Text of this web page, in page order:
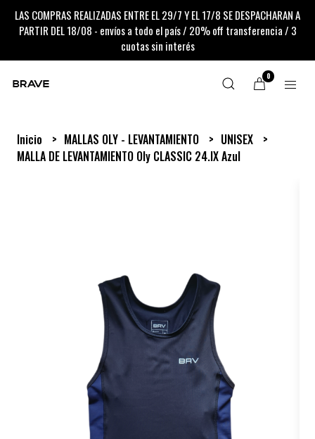
LAS COMPRAS REALIZADAS ENTRE EL 29/7 Y EL 17/8 SE DESPACHARAN A
PARTIR DEL 18/08 - envíos a todo el país / 20% off transferencia / 3
cuotas sin interés
0
Inicio MALLAS OLY - LEVANTAMIENTO
UNISEX
MALLA DE LEVANTAMIENTO Oly CLASSIC 24.IX Azul